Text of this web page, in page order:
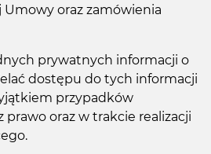
oraz zamówienia
prywatnych informacji o
dostępu do tych informacji
przypadków
prawo oraz w trakcie realizacji